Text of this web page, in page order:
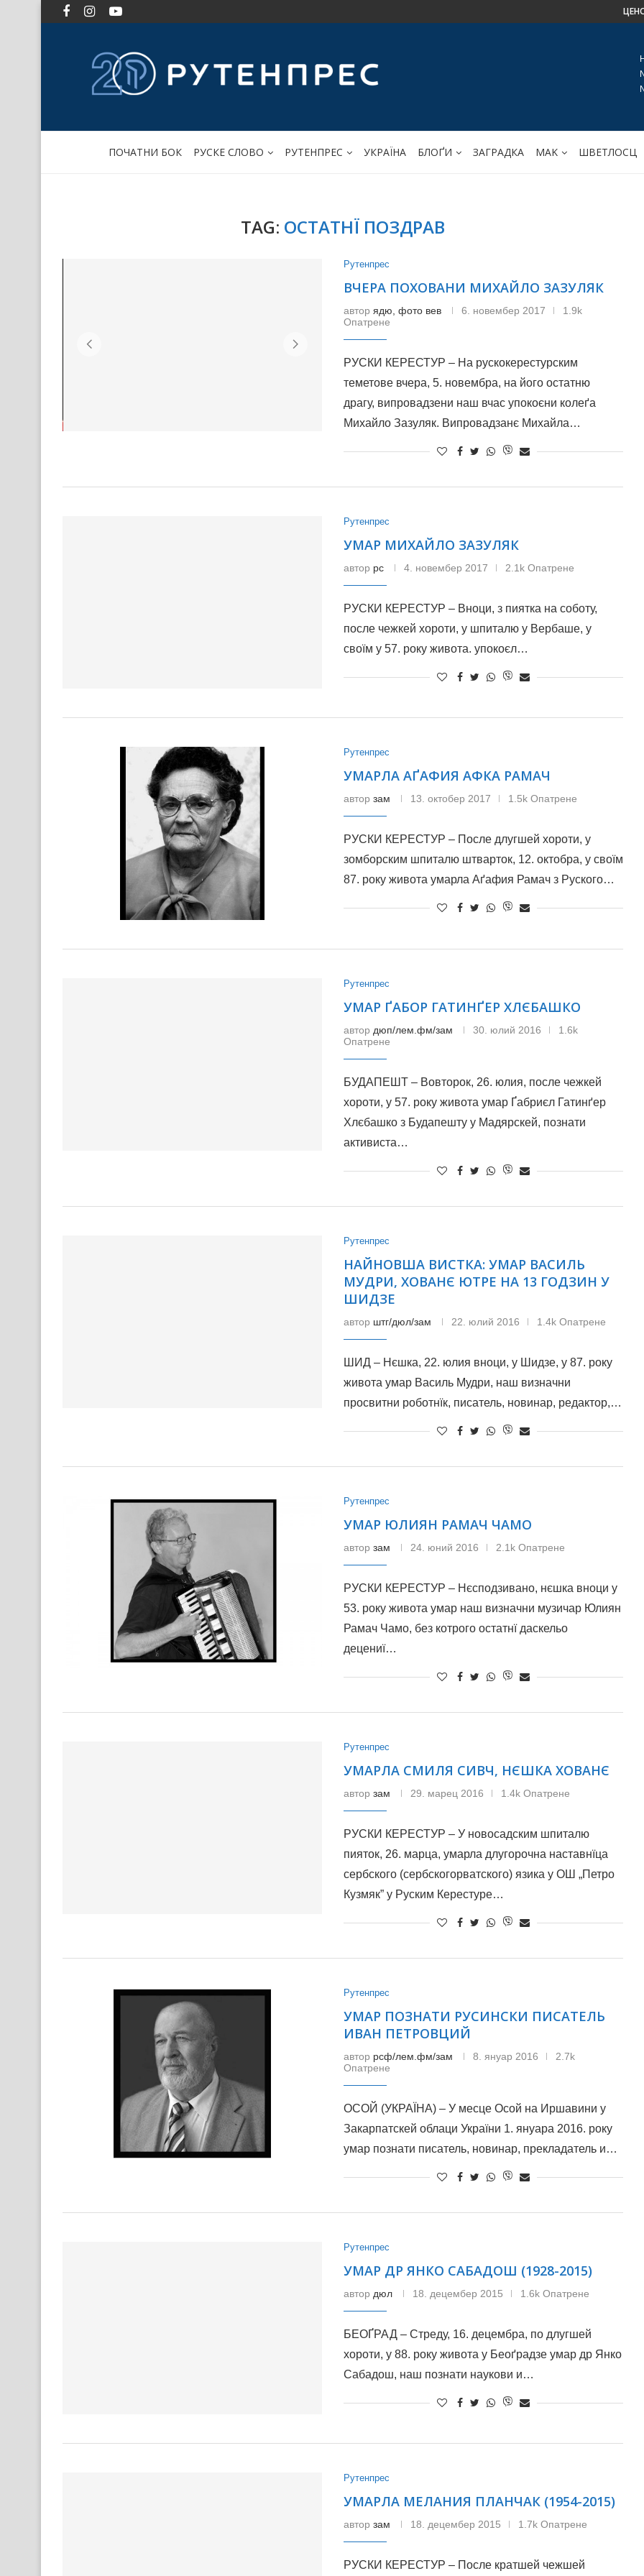
ПОЧАТНИ БОК РУСКЕ СЛОВО РУТЕНПРЕС УКРАЇНА БЛОҐИ ЗАГРАДКА МАK ШВЕТЛОСЦ
TAG: ОСТАТНЇ ПОЗДРАВ
Рутенпрес
ВЧЕРА ПОХОВАНИ МИХАЙЛО ЗАЗУЛЯК
автор ядю, фото вев 6. новембер 2017
1.9k
Опатрене
РУСКИ КЕРЕСТУР – На рускокерестурским
теметове вчера, 5. новембра, на його остатню
драгу, випровадзени наш вчас упокоєни колеґа
Михайло Зазуляк. Випровадзанє Михайла…
Рутенпрес
УМАР МИХАЙЛО ЗАЗУЛЯК
автор рс 4. новембер 2017 2.1k Опатрене
РУСКИ КЕРЕСТУР – Вноци, з пиятка на соботу,
после чежкей хороти, у шпиталю у Вербаше, у
своїм у 57. року живота. упокоєл…
Рутенпрес
УМАРЛА АҐАФИЯ АФКА РАМАЧ
автор зам 13. октобер 2017 1.5k Опатрене
РУСКИ КЕРЕСТУР – После длугшей хороти, у
зомборским шпиталю штварток, 12. октобра, у своїм
87. року живота умарла Аґафия Рамач з Руского…
Рутенпрес
УМАР ҐАБОР ГАТИНҐЕР ХЛЄБАШКО
автор дюп/лем.фм/зам 30. юлий 2016
1.6k
Опатрене
БУДАПЕШТ – Вовторок, 26. юлия, после чежкей
хороти, у 57. року живота умар Ґабриєл Гатинґер
Хлєбашко з Будапешту у Мадярскей, познати
aктивиста…
Рутенпрес
НАЙНОВША ВИСТКА: УМАР ВАСИЛЬ
МУДРИ, ХОВАНЄ ЮТРЕ НА 13 ГОДЗИН У
ШИДЗЕ
автор штг/дюл/зам 22. юлий 2016 1.4k Опатрене
ШИД – Нєшка, 22. юлия вноци, у Шидзе, у 87. року
живота умар Василь Мудри, наш визначни
просвитни роботнїк, писатель, новинар, редактор,…
Рутенпрес
УМАР ЮЛИЯН РАМАЧ ЧАМО
автор зам 24. юний 2016 2.1k Опатрене
РУСКИ КЕРЕСТУР – Нєсподзивано, нєшка вноци у
53. року живота умар наш визначни музичар Юлиян
Рамач Чамо, без котрого остатнї даскельо
децениї…
Рутенпрес
УМАРЛА СМИЛЯ СИВЧ, НЄШКА ХОВАНЄ
автор зам 29. марец 2016 1.4k Опатрене
РУСКИ КЕРЕСТУР – У новосадским шпиталю
пияток, 26. марца, умарла длугорочна наставнїца
сербского (сербскогорватского) язика у ОШ „Петро
Кузмяк” у Руским Керестуре…
Рутенпрес
УМАР ПОЗНАТИ РУСИНСКИ ПИСАТЕЛЬ
ИВАН ПЕТРОВЦИЙ
автор рсф/лем.фм/зам 8. януар 2016
2.7k
Опатрене
ОСОЙ (УКРАЇНА) – У месце Осой на Иршавини у
Закарпатскей облаци України 1. януара 2016. року
умар познати писатель, новинар, прекладатель и…
Рутенпрес
УМАР ДР ЯНКО САБАДОШ (1928-2015)
автор дюл 18. децембер 2015 1.6k Опатрене
БЕОҐРАД – Стреду, 16. децембра, по длугшей
хороти, у 88. року живота у Беоґрадзе умар др Янко
Сабадош, наш познати наукови и…
Рутенпрес
УМАРЛА МЕЛАНИЯ ПЛАНЧАК (1954-2015)
автор зам 18. децембер 2015 1.7k Опатрене
РУСКИ КЕРЕСТУР – После кратшей чежшей